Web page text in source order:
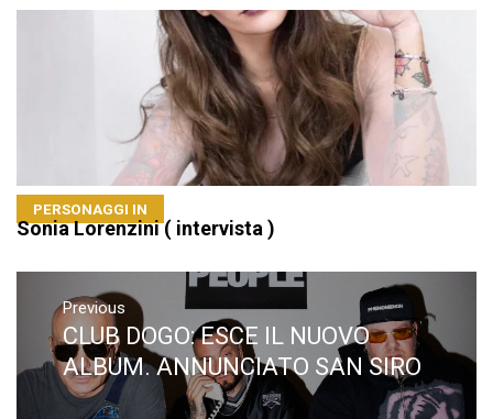
PERSONAGGI IN
Sonia Lorenzini ( intervista )
Navigazione
articoli
Previous
Previous
post:
CLUB DOGO: ESCE IL NUOVO
ALBUM. ANNUNCIATO SAN SIRO